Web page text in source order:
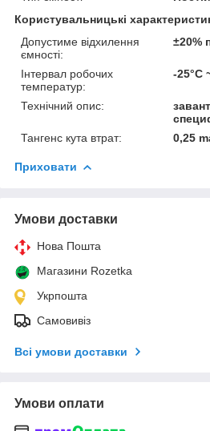
Користувальницькі
Допустиме відхилення
ємності:
±20%
Інтервал робочих
температур:
-25°C
Технічний опис:
Тангенс кута втрат:
0,25
Приховати
Умови доставки
Нова Пошта
Магазини Rozetka
Укрпошта
Самовивіз
Всі умови доставки
Умови оплати